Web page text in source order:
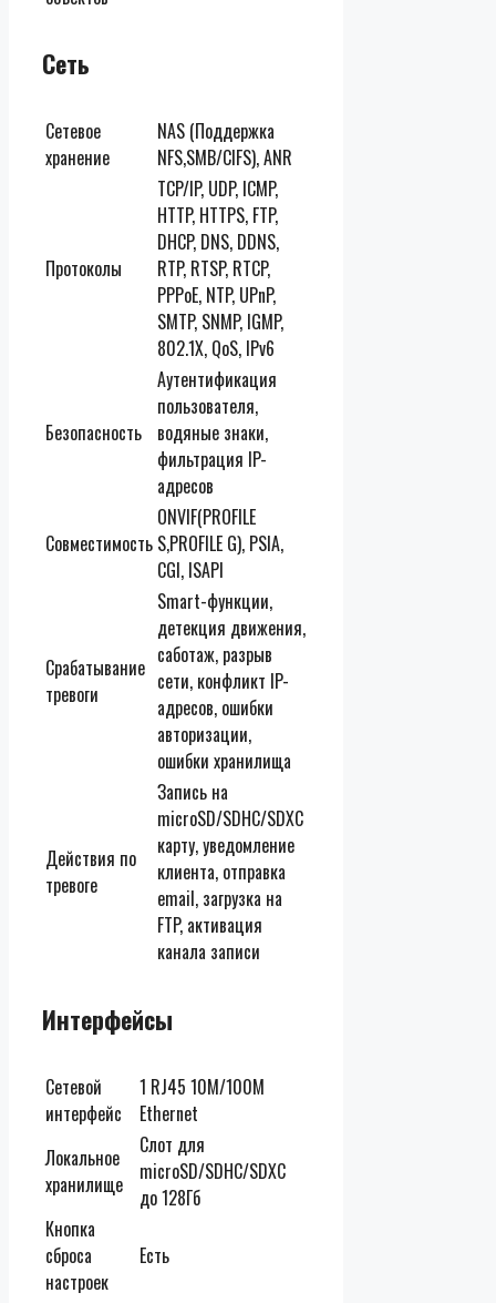
Сеть
Сетевое
хранение
NAS (Поддержка
NFS,SMB/CIFS), ANR
Протоколы
TCP/IP, UDP, ICMP,
HTTP, HTTPS, FTP,
DHCP, DNS, DDNS,
RTP, RTSP, RTCP,
PPPoE, NTP, UPnP,
SMTP, SNMP, IGMP,
802.1X, QoS, IPv6
Безопасность
Аутентификация
пользователя,
водяные знаки,
фильтрация IP-
адресов
Совместимость
ONVIF(PROFILE
S,PROFILE G), PSIA,
CGI, ISAPI
Срабатывание
тревоги
Smart-функции,
детекция движения,
саботаж, разрыв
сети, конфликт IP-
адресов, ошибки
авторизации,
ошибки хранилища
Действия по
тревоге
Запись на
microSD/SDHC/SDXC
карту, уведомление
клиента, отправка
email, загрузка на
FTP, активация
канала записи
Интерфейсы
Сетевой
интерфейс
1 RJ45 10M/100M
Ethernet
Локальное
хранилище
Слот для
microSD/SDHC/SDXC
до 128Гб
Кнопка
сброса
настроек
Есть